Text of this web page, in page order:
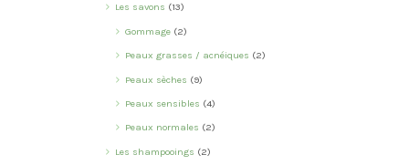
Les savons (13)
Gommage (2)
Peaux grasses / acnéiques (2)
Peaux sèches (9)
Peaux sensibles (4)
Peaux normales (2)
Les shampooings (2)